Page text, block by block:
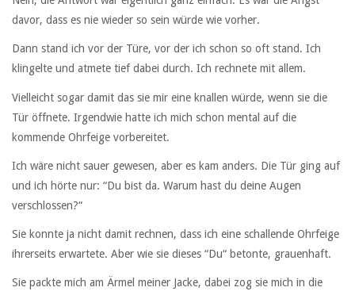
davor, dass es nie wieder so sein würde wie vorher.
Dann stand ich vor der Türe, vor der ich schon so oft stand. Ich
klingelte und atmete tief dabei durch. Ich rechnete mit allem.
Vielleicht sogar damit das sie mir eine knallen würde, wenn sie die
Tür öffnete. Irgendwie hatte ich mich schon mental auf die
kommende Ohrfeige vorbereitet.
Ich wäre nicht sauer gewesen, aber es kam anders. Die Tür ging auf
und ich hörte nur: “Du bist da. Warum hast du deine Augen
verschlossen?“
Sie konnte ja nicht damit rechnen, dass ich eine schallende Ohrfeige
ihrerseits erwartete. Aber wie sie dieses “Du“ betonte, grauenhaft.
Sie packte mich am Ärmel meiner Jacke, dabei zog sie mich in die